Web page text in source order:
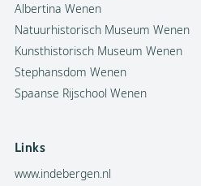
Albertina Wenen
Natuurhistorisch Museum Wenen
Kunsthistorisch Museum Wenen
Stephansdom Wenen
Spaanse Rijschool Wenen
Links
www.indebergen.nl